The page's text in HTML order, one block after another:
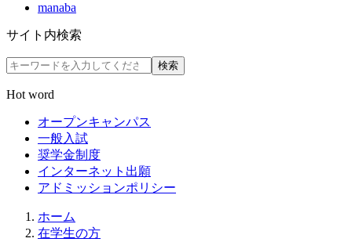
manaba
サイト内検索
検索
Hot word
オープンキャンパス
一般入試
奨学金制度
インターネット出願
アドミッションポリシー
ホーム
在学生の方